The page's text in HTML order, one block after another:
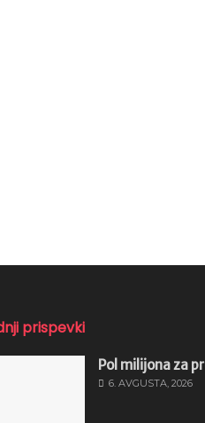
prispevki
Pol milijona za
6. AVGUSTA, 2026